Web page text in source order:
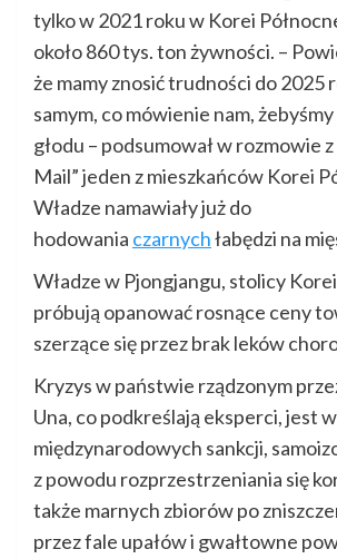
tylko w 2021 roku w Korei
około 860 tys. ton żywności. –
że mamy znosić trudności do 2025
samym, co mówienie nam,
głodu – podsumował w rozmowie
Mail” jeden z mieszkańców Korei
Władze namawiały już do
hodowania czarnychłabędzi na
Władze w Pjongjangu, stolicy
próbują opanować rosnące ceny
szerzące się przez brak leków
Kryzys w państwie rządzonym
Una, co podkreślają eksperci, jest
międzynarodowych sankcji,
z powodu rozprzestrzeniania się
także marnych zbiorów po
przez fale upałów i gwałtowne